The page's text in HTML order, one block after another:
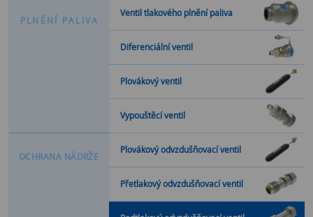
P LN Ě N Í PAL IVA
Ventil tlakového plnění paliva
Diferenciální ventil
Plovákový ventil
Vypouštěcí ventil
OCHRANA NÁDRŽE
Plovákový odvzdušňovací ventil
Přetlakový odvzdušňovací ventil